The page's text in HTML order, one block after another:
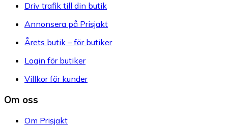
Driv trafik till din butik
Annonsera på Prisjakt
Årets butik – för butiker
Login för butiker
Villkor för kunder
Om oss
Om Prisjakt